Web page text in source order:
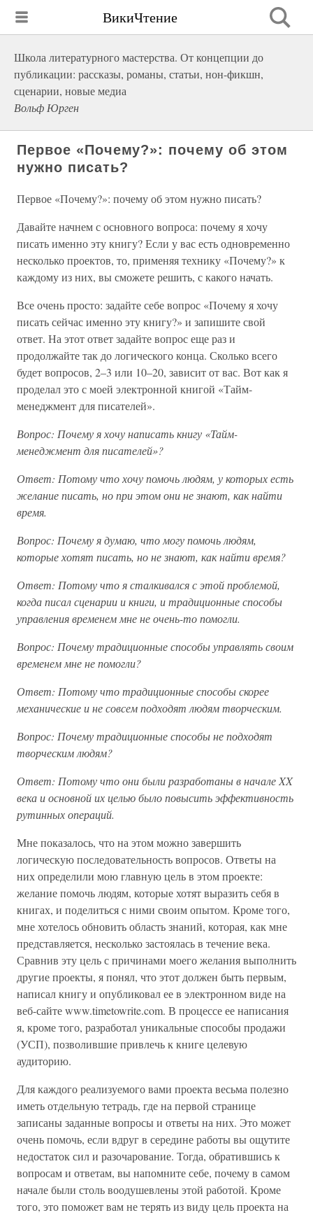
ВикиЧтение
Школа литературного мастерства. От концепции до
публикации: рассказы, романы, статьи, нон-фикшн,
сценарии, новые медиа
Вольф Юрген
Первое «Почему?»: почему об этом
нужно писать?
Первое «Почему?»: почему об этом нужно писать?
Давайте начнем с основного вопроса: почему я хочу
писать именно эту книгу? Если у вас есть одновременно
несколько проектов, то, применяя технику «Почему?» к
каждому из них, вы сможете решить, с какого начать.
Все очень просто: задайте себе вопрос «Почему я хочу
писать сейчас именно эту книгу?» и запишите свой
ответ. На этот ответ задайте вопрос еще раз и
продолжайте так до логического конца. Сколько всего
будет вопросов, 2–3 или 10–20, зависит от вас. Вот как я
проделал это с моей электронной книгой «Тайм-
менеджмент для писателей».
Вопрос: Почему я хочу написать книгу «Тайм-
менеджмент для писателей»?
Ответ: Потому что хочу помочь людям, у которых есть
желание писать, но при этом они не знают, как найти
время.
Вопрос: Почему я думаю, что могу помочь людям,
которые хотят писать, но не знают, как найти время?
Ответ: Потому что я сталкивался с этой проблемой,
когда писал сценарии и книги, и традиционные способы
управления временем мне не очень-то помогли.
Вопрос: Почему традиционные способы управлять своим
временем мне не помогли?
Ответ: Потому что традиционные способы скорее
механические и не совсем подходят людям творческим.
Вопрос: Почему традиционные способы не подходят
творческим людям?
Ответ: Потому что они были разработаны в начале XX
века и основной их целью было повысить эффективность
рутинных операций.
Мне показалось, что на этом можно завершить
логическую последовательность вопросов. Ответы на
них определили мою главную цель в этом проекте:
желание помочь людям, которые хотят выразить себя в
книгах, и поделиться с ними своим опытом. Кроме того,
мне хотелось обновить область знаний, которая, как мне
представляется, несколько застоялась в течение века.
Сравнив эту цель с причинами моего желания выполнить
другие проекты, я понял, что этот должен быть первым,
написал книгу и опубликовал ее в электронном виде на
веб-сайте www.timetowrite.com. В процессе ее написания
я, кроме того, разработал уникальные способы продажи
(УСП), позволившие привлечь к книге целевую
аудиторию.
Для каждого реализуемого вами проекта весьма полезно
иметь отдельную тетрадь, где на первой странице
записаны заданные вопросы и ответы на них. Это может
очень помочь, если вдруг в середине работы вы ощутите
недостаток сил и разочарование. Тогда, обратившись к
вопросам и ответам, вы напомните себе, почему в самом
начале были столь воодушевлены этой работой. Кроме
того, это поможет вам не терять из виду цель проекта на